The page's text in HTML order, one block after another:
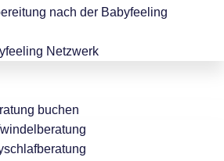
nach der Babyfeeling
Netzwerk
buchen